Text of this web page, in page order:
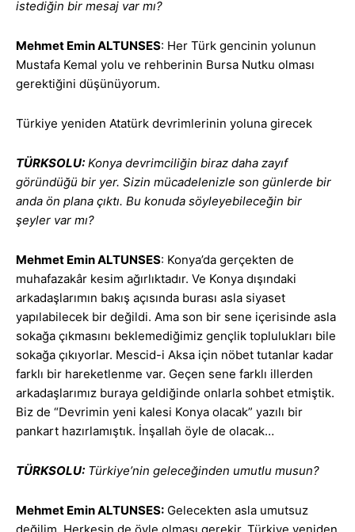
istediğin bir mesaj var mı?
Mehmet Emin ALTUNSES: Her Türk gencinin yolunun
Mustafa Kemal yolu ve rehberinin Bursa Nutku olması
gerektiğini düşünüyorum.
Türkiye yeniden Atatürk devrimlerinin yoluna girecek
TÜRKSOLU: Konya devrimciliğin biraz daha zayıf
göründüğü bir yer. Sizin mücadelenizle son günlerde bir
anda ön plana çıktı. Bu konuda söyleyebileceğin bir
şeyler var mı?
Mehmet Emin ALTUNSES: Konya’da gerçekten de
muhafazakâr kesim ağırlıktadır. Ve Konya dışındaki
arkadaşlarımın bakış açısında burası asla siyaset
yapılabilecek bir değildi. Ama son bir sene içerisinde asla
sokağa çıkmasını beklemediğimiz gençlik toplulukları bile
sokağa çıkıyorlar. Mescid-i Aksa için nöbet tutanlar kadar
farklı bir hareketlenme var. Geçen sene farklı illerden
arkadaşlarımız buraya geldiğinde onlarla sohbet etmiştik.
Biz de “Devrimin yeni kalesi Konya olacak” yazılı bir
pankart hazırlamıştık. İnşallah öyle de olacak…
TÜRKSOLU: Türkiye’nin geleceğinden umutlu musun?
Mehmet Emin ALTUNSES: Gelecekten asla umutsuz